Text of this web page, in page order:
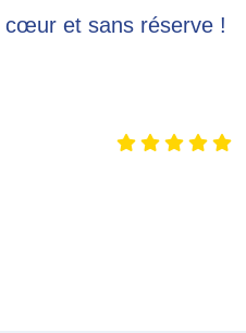
cœur et sans réserve !